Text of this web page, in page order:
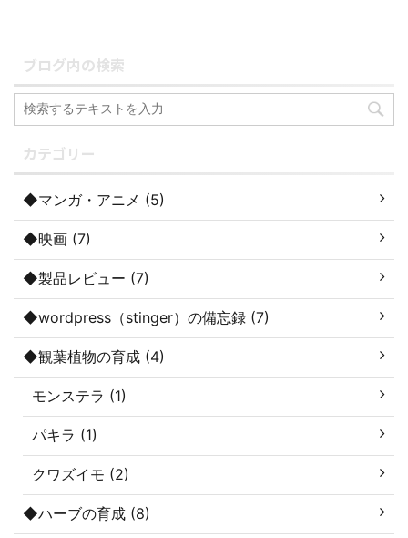
ブログ内の検索
カテゴリー
◆マンガ・アニメ (5)
◆映画 (7)
◆製品レビュー (7)
◆wordpress（stinger）の備忘録 (7)
◆観葉植物の育成 (4)
モンステラ (1)
パキラ (1)
クワズイモ (2)
◆ハーブの育成 (8)